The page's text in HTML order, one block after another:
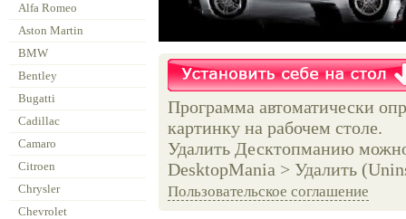
Alfa Romeo
Aston Martin
BMW
Bentley
Bugatti
Cadillac
Camaro
Citroen
Chrysler
Chevrolet
Программа автоматически
картинку на рабочем столе.
Удалить Десктопманию
DesktopMania > Удалить
Пользовательское соглашение